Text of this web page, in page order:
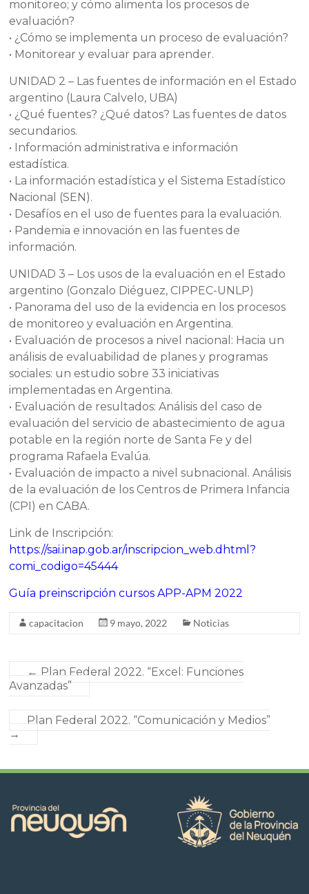
monitoreo; y cómo alimenta los procesos de
evaluación?
• ¿Cómo se implementa un proceso de evaluación?
• Monitorear y evaluar para aprender.
UNIDAD 2 – Las fuentes de información en el Estado
argentino (Laura Calvelo, UBA)
• ¿Qué fuentes? ¿Qué datos? Las fuentes de datos
secundarios.
• Información administrativa e información
estadística.
• La información estadística y el Sistema Estadístico
Nacional (SEN).
• Desafíos en el uso de fuentes para la evaluación.
• Pandemia e innovación en las fuentes de
información.
UNIDAD 3 – Los usos de la evaluación en el Estado
argentino (Gonzalo Diéguez, CIPPEC-UNLP)
• Panorama del uso de la evidencia en los procesos
de monitoreo y evaluación en Argentina.
• Evaluación de procesos a nivel nacional: Hacia un
análisis de evaluabilidad de planes y programas
sociales: un estudio sobre 33 iniciativas
implementadas en Argentina.
• Evaluación de resultados: Análisis del caso de
evaluación del servicio de abastecimiento de agua
potable en la región norte de Santa Fe y del
programa Rafaela Evalúa.
• Evaluación de impacto a nivel subnacional. Análisis
de la evaluación de los Centros de Primera Infancia
(CPI) en CABA.
Link de Inscripción:
https://sai.inap.gob.ar/inscripcion_web.dhtml?
comi_codigo=45444
Guía preinscripción cursos APP-APM 2022
capacitacion 9 mayo, 2022 Noticias
← Plan Federal 2022. “Excel: Funciones
Avanzadas”
Plan Federal 2022. “Comunicación y Medios”
→